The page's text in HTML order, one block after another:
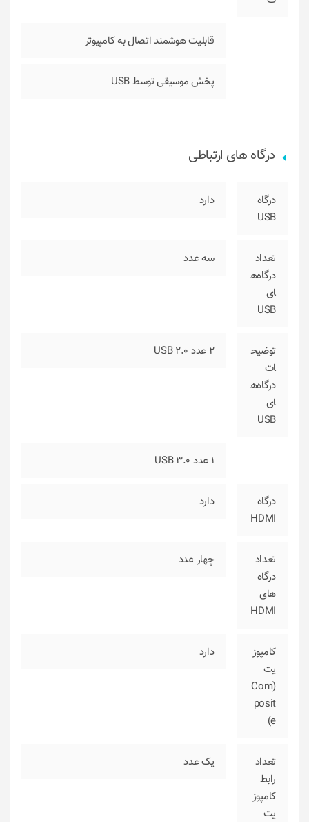
قابلیت هوشمند اتصال به کامپیوتر
پخش موسیقی توسط USB
درگاه های ارتباطی
درگاه
USB
دارد
تعداد
درگاه‌ه
ای
USB
سه عدد
توضیح
ات
درگاه‌ه
ای
USB
2 عدد USB 2.0
1 عدد USB 3.0
درگاه
HDMI
دارد
تعداد
درگاه
های
HDMI
چهار عدد
کامپوز
یت
(Com
posit
e)
دارد
تعداد
رابط
کامپوز
یت
یک عدد